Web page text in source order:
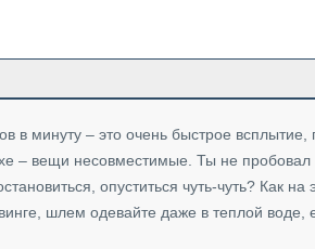
в минуту – это очень быстрое
– вещи несовместимые. Ты не пробовал
опуститься чуть-чуть? Как на
шлем одевайте даже в теплой воде,